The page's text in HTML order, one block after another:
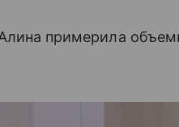
примерила